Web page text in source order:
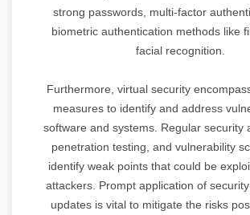
strong passwords, multi-factor
biometric authentication methods like
facial recognition.
Furthermore, virtual security
measures to identify and address
software and systems. Regular security
penetration testing, and vulnerability
identify weak points that could be
attackers. Prompt application of
updates is vital to mitigate the risks